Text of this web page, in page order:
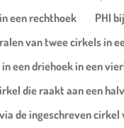
een rechthoek
PHI
van twee cirkels in
een driehoek in een
die raakt aan een
de ingeschreven cirkel